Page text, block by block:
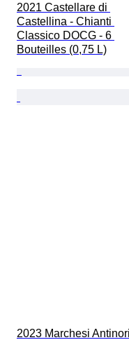
2021 Castellare di
Castellina - Chianti
Classico DOCG - 6
Bouteilles (0,75 L)
2023 Marchesi Antinori